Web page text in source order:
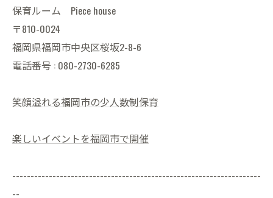
保育ルーム Piece house
〒810-0024
福岡県福岡市中央区桜坂2-8-6
電話番号 : 080-2730-6285
笑顔溢れる福岡市の少人数制保育
楽しいイベントを福岡市で開催
--------------------------------------------------------------------
--